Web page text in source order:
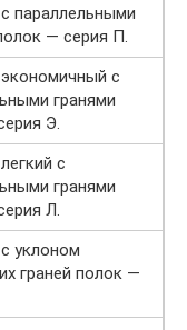
параллельными
— серия П.
с
гранями
Э.
с
гранями
Л.
уклоном
граней полок —